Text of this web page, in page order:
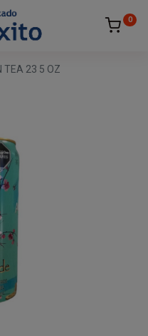
0
TEA 23 5 OZ